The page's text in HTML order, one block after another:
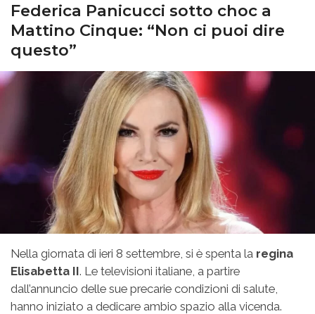
Federica Panicucci sotto choc a
Mattino Cinque: “Non ci puoi dire
questo”
Nella giornata di ieri 8 settembre, si è spenta la regina
Elisabetta II. Le televisioni italiane, a partire
dall’annuncio delle sue precarie condizioni di salute,
hanno iniziato a dedicare ambio spazio alla vicenda.